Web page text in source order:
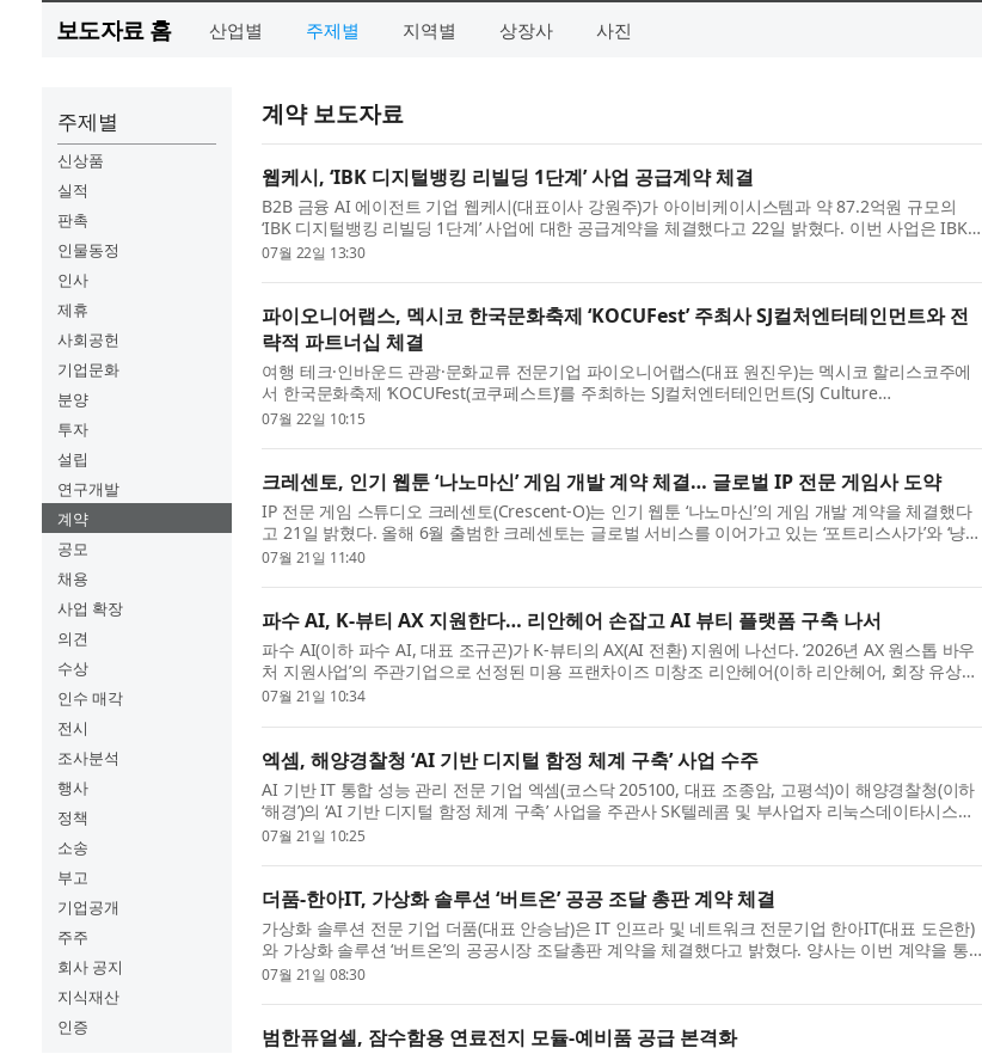
보도자료 홈 산업별 주제별 지역별 상장사 사진
주제별
신상품
실적
판촉
인물동정
인사
제휴
사회공헌
기업문화
분양
투자
설립
연구개발
계약
공모
채용
사업 확장
의견
수상
인수 매각
전시
조사분석
행사
정책
소송
부고
기업공개
주주
회사 공지
지식재산
인증
계약 보도자료
웹케시, ‘IBK 디지털뱅킹 리빌딩 1단계’ 사업 공급계약 체결
B2B 금융 AI 에이전트 기업 웹케시(대표이사 강원주)가 아이비케이시스템과 약 87.2억원 규모의
‘IBK 디지털뱅킹 리빌딩 1단계’ 사업에 대한 공급계약을 체결했다고 22일 밝혔다. 이번 사업은 IBK기
업은행의 디지털뱅킹 개편을 위한 3단계 로드맵 가운데 첫 단계로, ...
07월 22일 13:30
파이오니어랩스, 멕시코 한국문화축제 ‘KOCUFest’ 주최사 SJ컬처엔터테인먼트와 전
략적 파트너십 체결
여행 테크·인바운드 관광·문화교류 전문기업 파이오니어랩스(대표 원진우)는 멕시코 할리스코주에
서 한국문화축제 ‘KOCUFest(코쿠페스트)’를 주최하는 SJ컬처엔터테인먼트(SJ Culture
Entertainment, 대표 다니엘라 벨트란)와 전략적 파트너십 계약을 체결했다고 22...
07월 22일 10:15
크레센토, 인기 웹툰 ‘나노마신’ 게임 개발 계약 체결… 글로벌 IP 전문 게임사 도약
IP 전문 게임 스튜디오 크레센토(Crescent-O)는 인기 웹툰 ‘나노마신’의 게임 개발 계약을 체결했다
고 21일 밝혔다. 올해 6월 출범한 크레센토는 글로벌 서비스를 이어가고 있는 ‘포트리스사가’와 ‘냥냥
시노비’의 개발 및 라이브 서비스를 담당하는 조직을 기반으로 ...
07월 21일 11:40
파수 AI, K-뷰티 AX 지원한다… 리안헤어 손잡고 AI 뷰티 플랫폼 구축 나서
파수 AI(이하 파수 AI, 대표 조규곤)가 K-뷰티의 AX(AI 전환) 지원에 나선다. ‘2026년 AX 원스톱 바우
처 지원사업’의 주관기업으로 선정된 미용 프랜차이즈 미창조 리안헤어(이하 리안헤어, 회장 유상준)
와 손잡고 AI 개발을 담당하게 된 파수 AI는 기존 공공, 연구...
07월 21일 10:34
엑셈, 해양경찰청 ‘AI 기반 디지털 함정 체계 구축’ 사업 수주
AI 기반 IT 통합 성능 관리 전문 기업 엑셈(코스닥 205100, 대표 조종암, 고평석)이 해양경찰청(이하
‘해경’)의 ‘AI 기반 디지털 함정 체계 구축’ 사업을 주관사 SK텔레콤 및 부사업자 리눅스데이타시스템
과 함께 컨소시엄 형태로 수주했다고 밝혔다. 이번 사업은 총...
07월 21일 10:25
더품-한아IT, 가상화 솔루션 ‘버트온’ 공공 조달 총판 계약 체결
가상화 솔루션 전문 기업 더품(대표 안승남)은 IT 인프라 및 네트워크 전문기업 한아IT(대표 도은한)
와 가상화 솔루션 ‘버트온’의 공공시장 조달총판 계약을 체결했다고 밝혔다. 양사는 이번 계약을 통해
오는 7월 말 GS인증 1등급 획득을 앞둔 ‘버트온’을 전국 공공...
07월 21일 08:30
범한퓨얼셀, 잠수함용 연료전지 모듈-예비품 공급 본격화